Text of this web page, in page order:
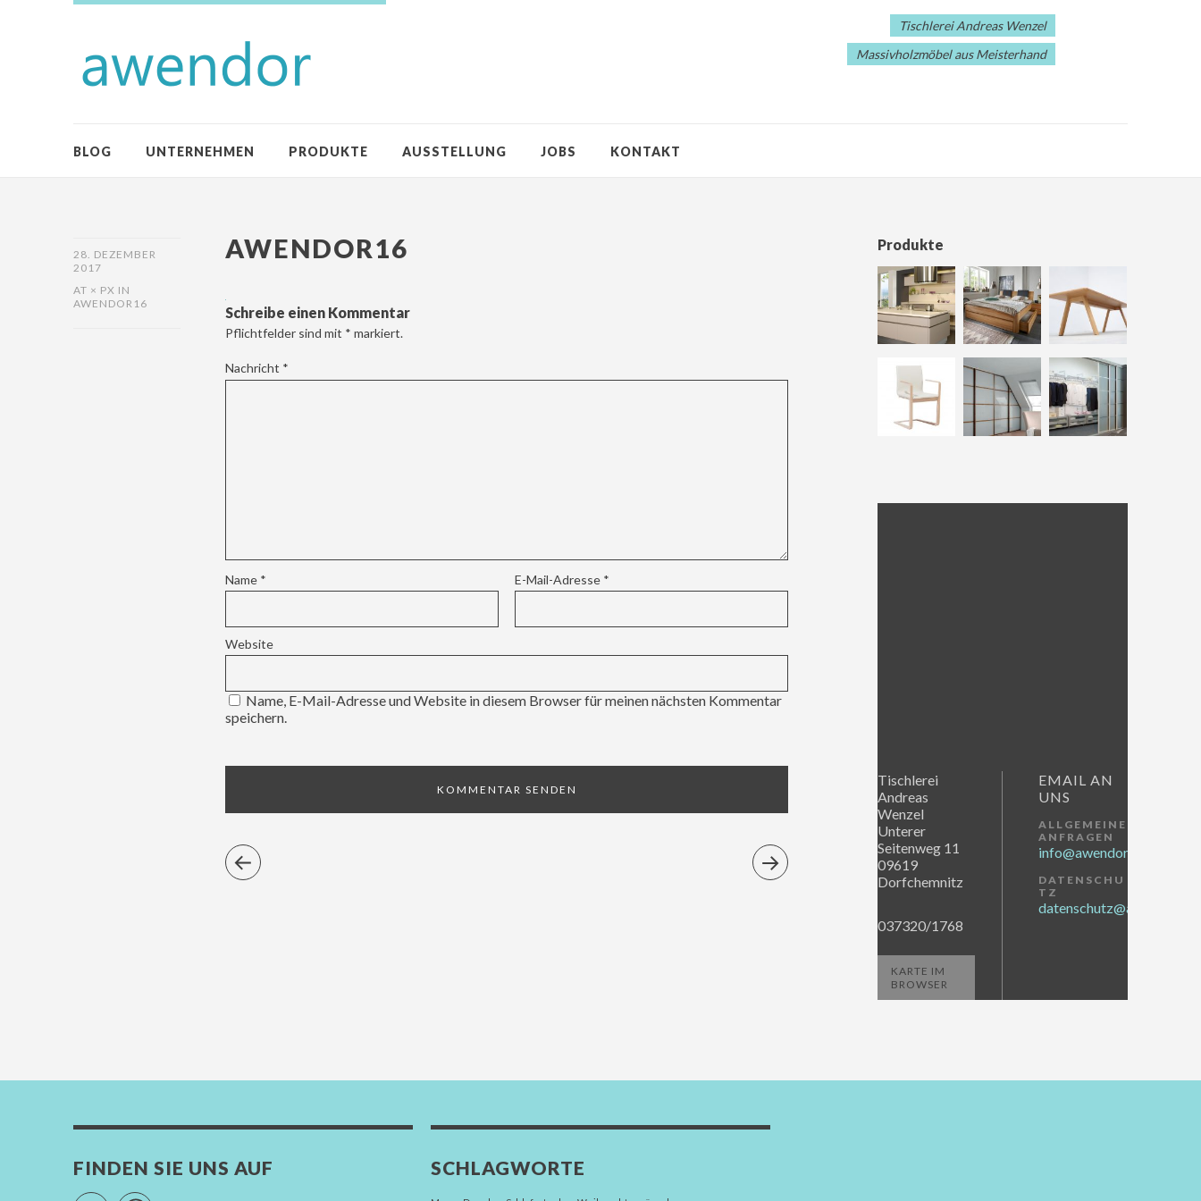
Tischlerei Andreas Wenzel
Massivholzmöbel aus Meisterhand
BLOG UNTERNEHMEN PRODUKTE AUSSTELLUNG JOBS KONTAKT
28. DEZEMBER
2017
AT × PX IN
AWENDOR16
AWENDOR16
Schreibe einen Kommentar
Pflichtfelder sind mit * markiert.
Nachricht *
Name * E-Mail-Adresse *
Website
Name, E-Mail-Adresse und Website in diesem Browser für meinen nächsten Kommentar
speichern.
Produkte
Tischlerei
Andreas
Wenzel
Unterer
Seitenweg 11
09619
Dorfchemnitz
037320/1768
KARTE IM
BROWSER
EMAIL AN
UNS
ALLGEMEINE
ANFRAGEN
info@awendor.de
DATENSCHU
TZ
datenschutz@awendor.de
FINDEN SIE UNS AUF SCHLAGWORTE